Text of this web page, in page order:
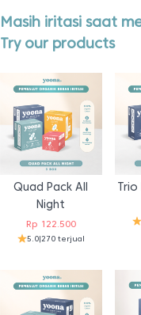
Masih iritasi saat
Try our products
Quad Pack All
Night
Rp122.500
5.0|270 terjual
Trio